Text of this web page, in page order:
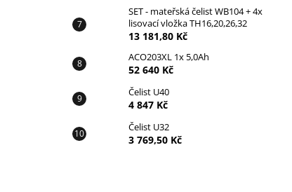
SET - mateřská čelist WB104 + 4x
lisovací vložka TH16,20,26,32
13 181,80 Kč
ACO203XL 1x 5,0Ah
52 640 Kč
Čelist U40
4 847 Kč
Čelist U32
3 769,50 Kč